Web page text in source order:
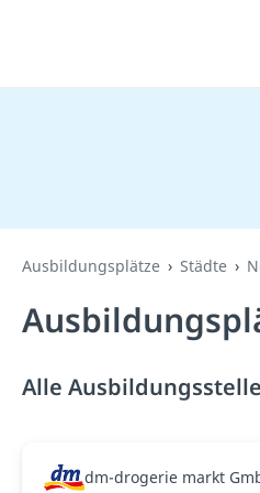
Ausbildungsplätze Städte
Alle
dm-drogerie markt